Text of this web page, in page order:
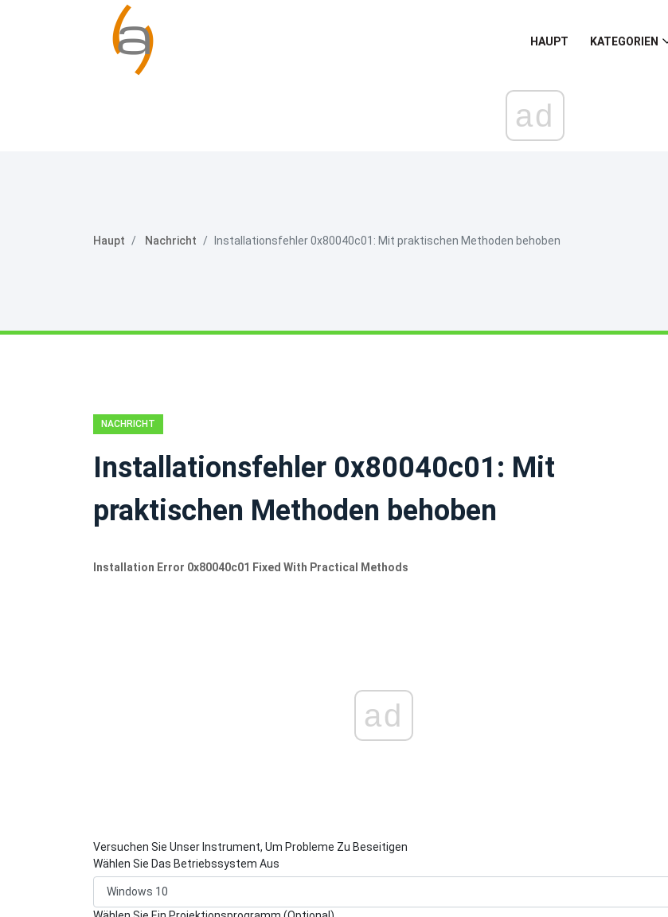
HAUPT KATEGORIEN
ad
Haupt Nachricht Installationsfehler 0x80040c01: Mit praktischen Methoden behoben
NACHRICHT
Installationsfehler 0x80040c01: Mit
praktischen Methoden behoben
Installation Error 0x80040c01 Fixed With Practical Methods
ad
Versuchen Sie Unser Instrument, Um Probleme Zu Beseitigen
Wählen Sie Das Betriebssystem Aus